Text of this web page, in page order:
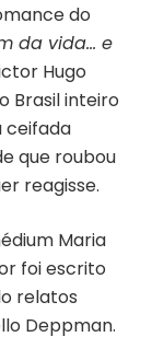
do
da vida… e
Hugo
Brasil inteiro
ceifada
que roubou
reagisse.
Maria
foi escrito
relatos
Deppman.